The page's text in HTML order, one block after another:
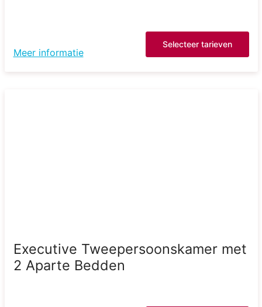
Meer informatie
Selecteer tarieven
Executive Tweepersoonskamer met
2 Aparte Bedden